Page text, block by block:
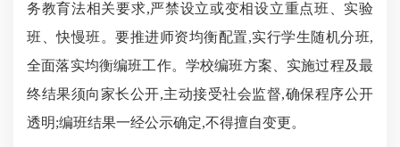
务教育法相关要求,严禁设立或变相设立重点班、实验
班、快慢班。要推进师资均衡配置,实行学生随机分班,
全面落实均衡编班工作。学校编班方案、实施过程及最
终结果须向家长公开,主动接受社会监督,确保程序公开
透明;编班结果一经公示确定,不得擅自变更。